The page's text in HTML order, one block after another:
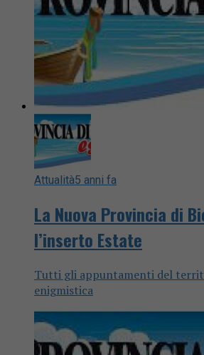
Attualità5 anni fa
La Nuova Provincia di
l’inserto Estate
Tutti gli appuntamenti del
enigmistica